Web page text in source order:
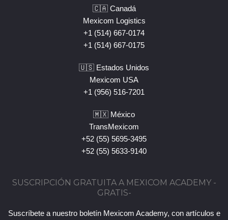
🇨🇦 Canadá
Mexicom Logistics
+1 (514) 667-0174
+1 (514) 667-0175
🇺🇸 Estados Unidos
Mexicom USA
+1 (956) 516-7201
🇲🇽 México
TransMexicom
+52 (55) 5695-3495
+52 (55) 5633-9140
SUSCRIPCIÓN GRATUITA A MEXICOM ACADEMY -
GRATIS-
Suscríbete a nuestro boletín Mexicom Academy, con artículos e